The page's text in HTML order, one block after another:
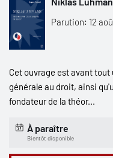
Parution: 12
Cet ouvrage est avant
générale au droit, ainsi
fondateur de la théor...
À paraître
Bientôt disponible